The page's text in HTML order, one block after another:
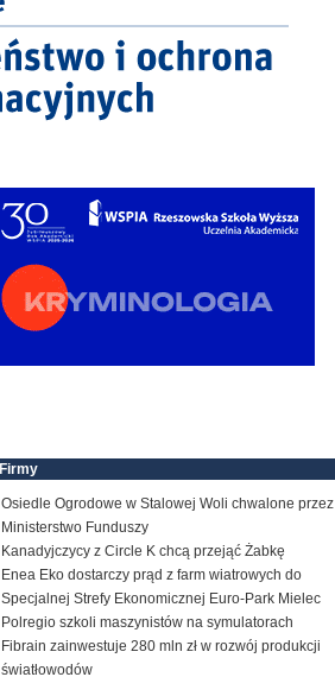
Firmy
Osiedle Ogrodowe w Stalowej Woli chwalone przez
Ministerstwo Funduszy
Kanadyjczycy z Circle K chcą przejąć Żabkę
Enea Eko dostarczy prąd z farm wiatrowych do
Specjalnej Strefy Ekonomicznej Euro-Park Mielec
Polregio szkoli maszynistów na symulatorach
Fibrain zainwestuje 280 mln zł w rozwój produkcji
światłowodów